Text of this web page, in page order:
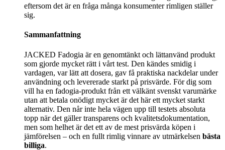
eftersom det är en fråga många konsumenter rimligen ställer
sig.
Sammanfattning
JACKED Fadogia är en genomtänkt och lättanvänd produkt
som gjorde mycket rätt i vårt test. Den kändes smidig i
vardagen, var lätt att dosera, gav få praktiska nackdelar under
användning och levererade starkt på prisvärde. För dig som
vill ha en fadogia-produkt från ett välkänt svenskt varumärke
utan att betala onödigt mycket är det här ett mycket starkt
alternativ. Den når inte hela vägen upp till testets absoluta
topp när det gäller transparens och kvalitetsdokumentation,
men som helhet är det ett av de mest prisvärda köpen i
jämförelsen – och en fullt rimlig vinnare av utmärkelsen bästa
billiga.